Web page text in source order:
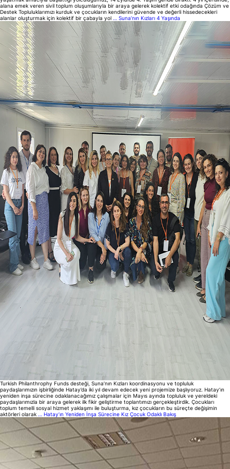
alana emek veren sivil toplum oluşumlarıyla bir araya gelerek kolektif etki odağında Çözüm ve
Destek Topluluklarımızı kurduk ve çocukların kendilerini güvende ve değerli hissedecekleri
alanlar oluşturmak için kolektif bir çabayla yol … Suna’nın Kızları 4 Yaşında
Turkish Philanthrophy Funds desteği, Suna’nın Kızları koordinasyonu ve topluluk
paydaşlarımızın işbirliğinde Hatay’da iki yıl devam edecek yeni projemize başlıyoruz. Hatay’ın
yeniden inşa sürecine odaklanacağımız çalışmalar için Mayıs ayında topluluk ve yereldeki
paydaşlarımızla bir araya gelerek ilk fikir geliştirme toplantımızı gerçekleştirdik. Çocukları
toplum temelli sosyal hizmet yaklaşımı ile buluşturma, kız çocukların bu süreçte değişimin
aktörleri olarak … Hatay’ın Yeniden İnşa Sürecine Kız Çocuk Odaklı Bakış